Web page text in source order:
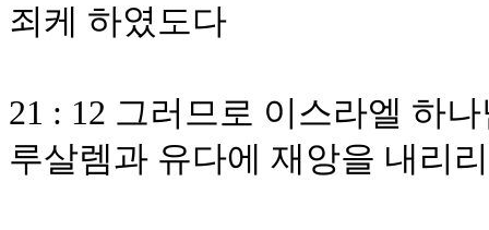
죄케 하였도다
21 : 12 그러므로 이스라엘 하
루살렘과 유다에 재앙을 내리